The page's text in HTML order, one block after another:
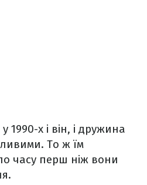
1990-х і він, і дружина
То ж їм
часу перш ніж вони